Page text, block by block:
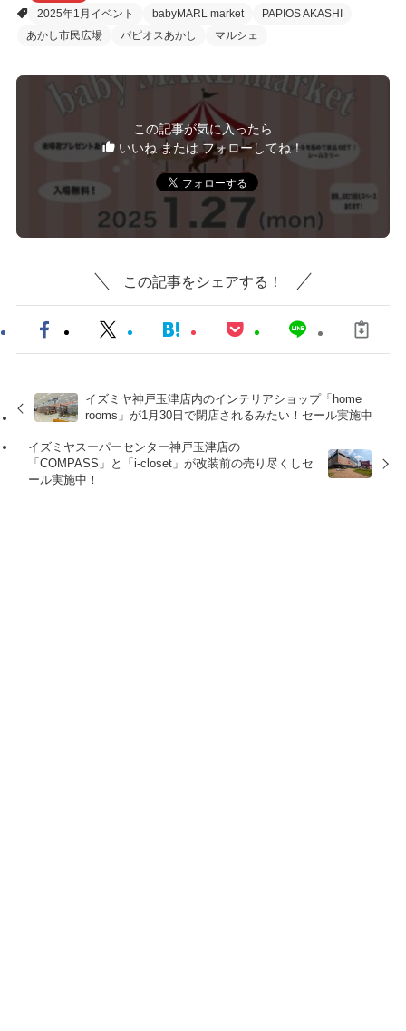
2025年1月イベント babyMARL market
PAPIOS AKASHI
あかし市民広場
パピオスあかし マルシェ
この記事が気に入ったら
いいね または フォローしてね！
この記事をシェアする！
イズミヤ神戸玉津店内のインテリアショップ「home
rooms」が1月30日で閉店されるみたい！セール実施中
イズミヤスーパーセンター神戸玉津店の
「COMPASS」と「i-closet」が改装前の売り尽くしセ
ール実施中！